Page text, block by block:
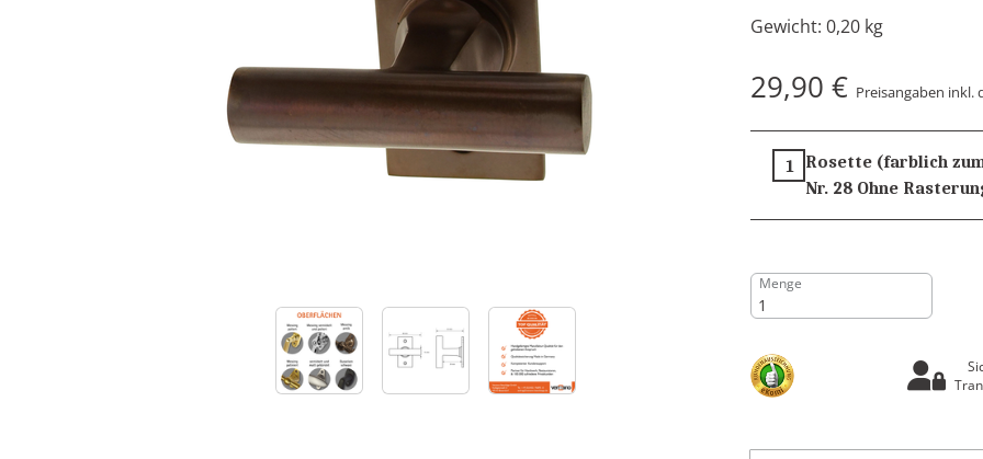
Gewicht: 0,20 kg
29,90 € Preisangaben inkl.
1
Rosette (farblich
Nr. 28 Ohne
Menge